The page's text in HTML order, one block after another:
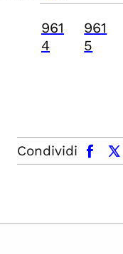
961
4
961
5
Condividi
facebook x.com